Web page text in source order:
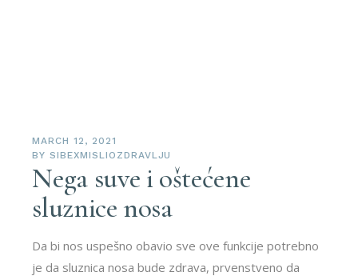
MARCH 12, 2021
BY SIBEXMISLIOZDRAVLJU
Nega suve i oštećene
sluznice nosa
Da bi nos uspešno obavio sve ove funkcije potrebno
je da sluznica nosa bude zdrava, prvenstveno da